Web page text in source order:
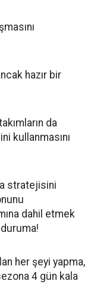
hazır bir
da
kullanmasını
stratejisini
dahil etmek
her şeyi yapma,
4 gün kala